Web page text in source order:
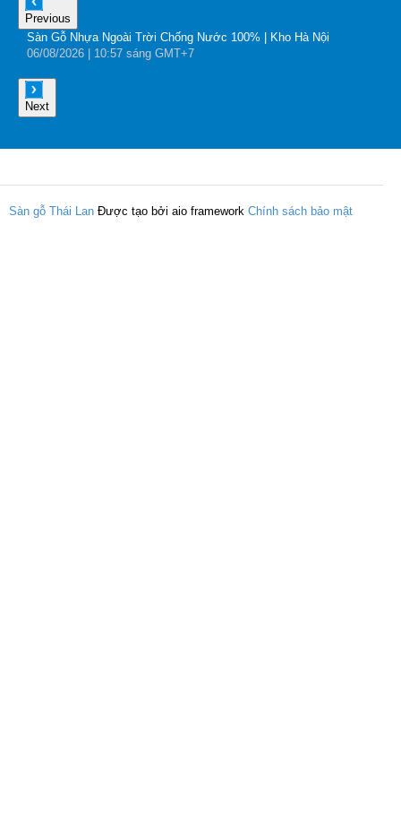
Previous
Sàn Gỗ Nhựa Ngoài Trời Chống Nước 100% | Kho Hà Nội
06/08/2026 | 10:57 sáng GMT+7
Next
Sàn gỗ Thái Lan Được tạo bởi aio framework Chính sách bảo mật